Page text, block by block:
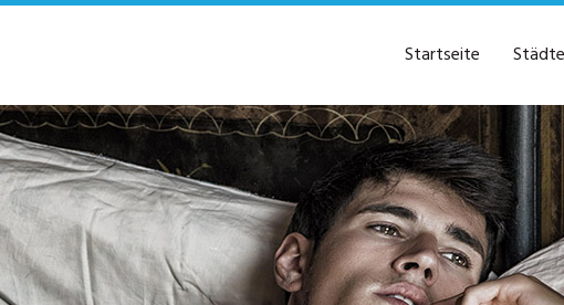
Startseite